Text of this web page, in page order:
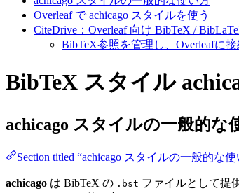
Overleaf で achicago スタイルを使う
CiteDrive：Overleaf 向け BibTeX /
BibTeX参照を管理し、Overleafに
BibTeX スタイル
achicago スタイルの一般的な
Section titled “achicago スタイルの一般的な
achicago は BibTeX の .bst ファイルとして提